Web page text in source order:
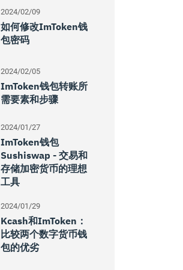
2024/02/09
如何修改imToken钱
包密码
2024/02/05
ImToken钱包转账所
需要素和步骤
2024/01/27
ImToken钱包
Sushiswap - 交易和
存储加密货币的理想
工具
2024/01/29
Kcash和imToken：
比较两个数字货币钱
包的优劣